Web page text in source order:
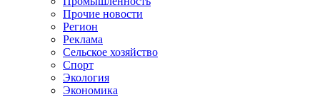
Прочие новости
Регион
Реклама
Сельское хозяйство
Спорт
Экология
Экономика